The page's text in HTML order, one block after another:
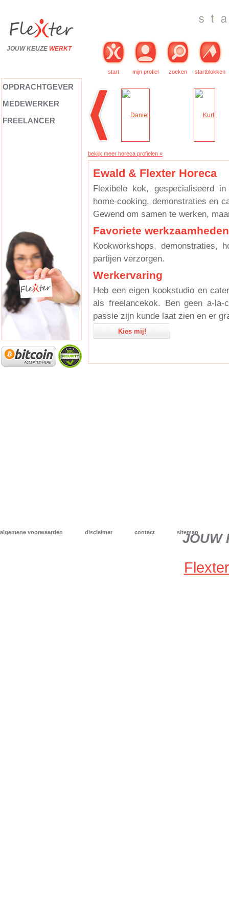
JOUW KEUZE WERKT
start mijn profiel zoeken startblokken
OPDRACHTGEVER
MEDEWERKER
FREELANCER
bekijk meer horeca profielen »
Ewald & Flexter Horeca
Flexibele kok, gespecialiseerd
home-cooking, demonstraties en
Gewend om samen te werken,
Favoriete werkzaamheden
Kookworkshops, demonstraties,
partijen verzorgen.
Werkervaring
Heb een eigen kookstudio en
als freelancekok. Ben geen a-
passie zijn kunde laat zien en er
Kies mij!
algemene voorwaarden disclaimer contact sitemap
JOUW